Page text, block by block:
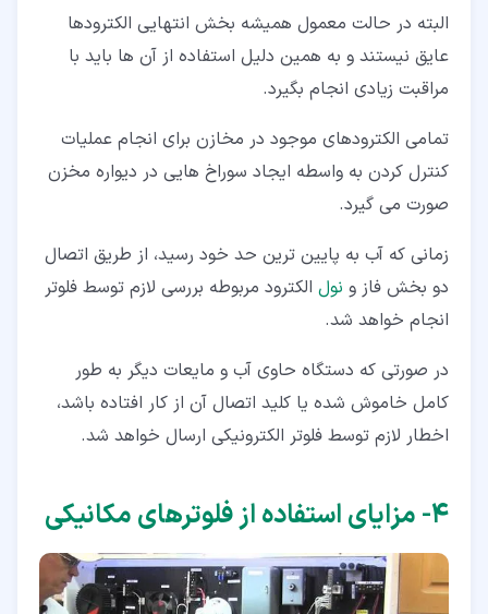
البته در حالت معمول همیشه بخش انتهایی الکترودها
عایق نیستند و به همین دلیل استفاده از آن ها باید با
مراقبت زیادی انجام بگیرد.
تمامی الکترودهای موجود در مخازن برای انجام عملیات
کنترل کردن به واسطه ایجاد سوراخ هایی در دیواره مخزن
صورت می گیرد.
زمانی که آب به پایین ترین حد خود رسید، از طریق اتصال
دو بخش فاز و نول الکترود مربوطه بررسی لازم توسط فلوتر
انجام خواهد شد.
در صورتی که دستگاه حاوی آب و مایعات دیگر به طور
کامل خاموش شده یا کلید اتصال آن از کار افتاده باشد،
اخطار لازم توسط فلوتر الکترونیکی ارسال خواهد شد.
۴‏- مزایای استفاده از فلوترهای مکانیکی